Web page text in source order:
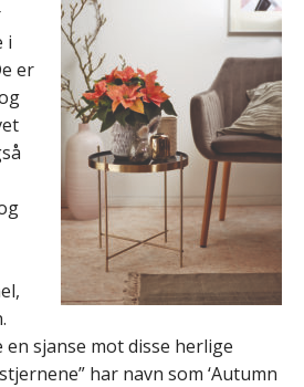
i
er
sjanse mot disse herlige
har navn som ‘Autumn